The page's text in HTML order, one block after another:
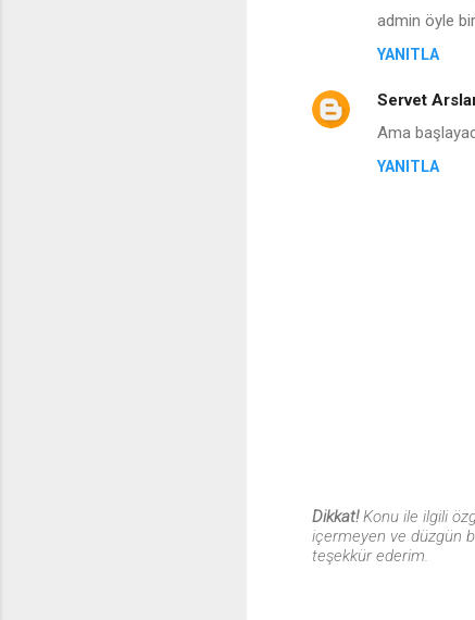
u
m
admin öyle
YANITLA
Servet
Ama
YANITLA
Y
o
Dikkat!Konu ile ilgili
içermeyen ve düzgün
teşekkür ederim.